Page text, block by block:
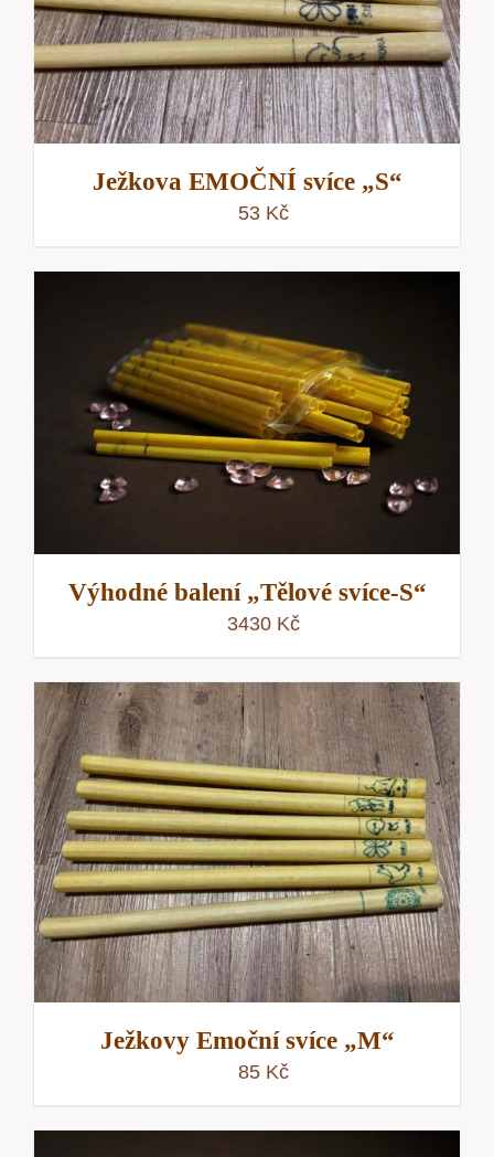
Ježkova EMOČNÍ svíce „S“
53 Kč
Výhodné balení „Tělové svíce-S“
3430 Kč
Ježkovy Emoční svíce „M“
85 Kč